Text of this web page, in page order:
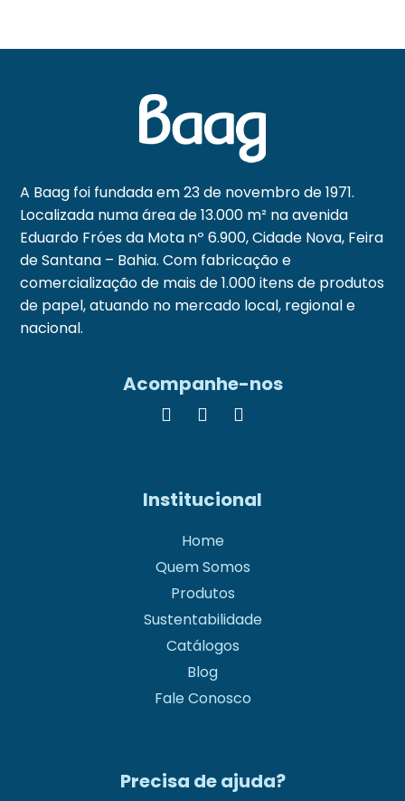
A Baag foi fundada em 23 de novembro de 1971.
Localizada numa área de 13.000 m² na avenida
Eduardo Fróes da Mota nº 6.900, Cidade Nova, Feira
de Santana – Bahia. Com fabricação e
comercialização de mais de 1.000 itens de produtos
de papel, atuando no mercado local, regional e
nacional.
Acompanhe-nos
Institucional
Home
Quem Somos
Produtos
Sustentabilidade
Catálogos
Blog
Fale Conosco
Precisa de ajuda?